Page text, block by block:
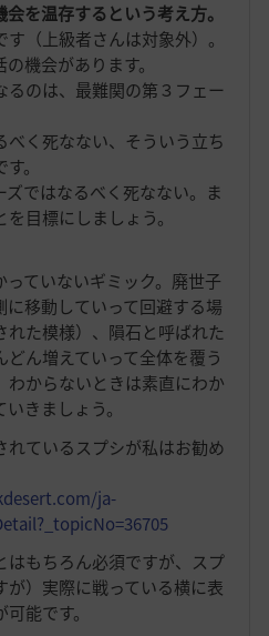
を温存するという考え方。
（上級者さんは対象外）。
機会があります。
るのは、最難関の第３フェー
く死なない、そういう立ち
。
ではなるべく死なない。ま
目標にしましょう。
ていないギミック。廃世子
に移動していって回避する場
た模様）、隕石と呼ばれた
ん増えていって全体を覆う
わからないときは素直にわか
きましょう。
れているスプシが私はお勧め
ja-
はもちろん必須ですが、スプ
が）実際に戦っている横に表
能です。